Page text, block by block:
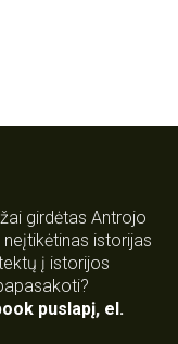
girdėtas Antrojo
istorijas
į istorijos
puslapį, el.